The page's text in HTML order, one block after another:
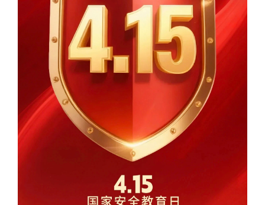
其他信息
实施规则
专题栏目
联系我们